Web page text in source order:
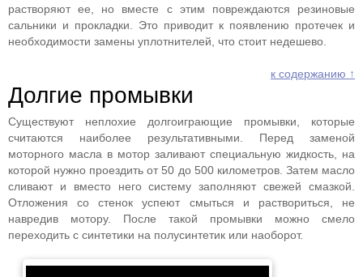
растворяют ее, но вместе с этим повреждаются резиновые
сальники и прокладки. Это приводит к появлению протечек и
необходимости замены уплотнителей, что стоит недешево.
к содержанию ↑
Долгие промывки
Существуют неплохие долгоиграющие промывки, которые
считаются наиболее результативными. Перед заменой
моторного масла в мотор заливают специальную жидкость, на
которой нужно проездить от 50 до 500 километров. Затем масло
сливают и вместо него систему заполняют свежей смазкой.
Отложения со стенок успеют смыться и раствориться, не
навредив мотору. После такой промывки можно смело
переходить с синтетики на полусинтетик или наоборот.